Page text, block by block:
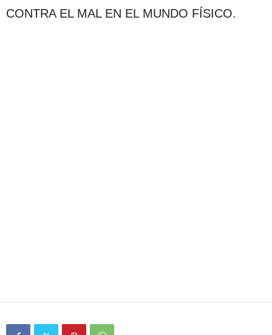
CONTRA EL MAL EN EL MUNDO FÍSICO.